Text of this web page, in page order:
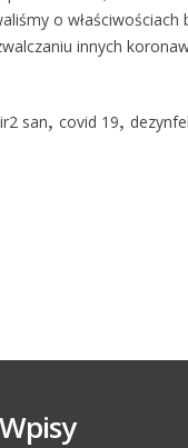
o właściwościach
innych
san covid 19